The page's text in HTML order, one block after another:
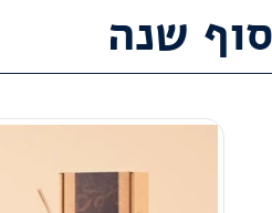
שנה